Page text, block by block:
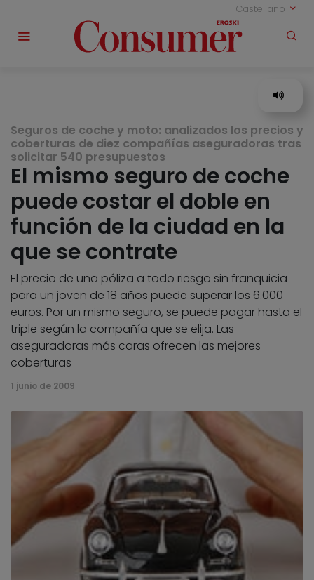
Castellano
Seguros de coche y moto: analizados los precios y
coberturas de diez compañías aseguradoras tras
solicitar 540 presupuestos
El mismo seguro de coche
puede costar el doble en
función de la ciudad en la
que se contrate
El precio de una póliza a todo riesgo sin franquicia
para un joven de 18 años puede superar los 6.000
euros. Por un mismo seguro, se puede pagar hasta el
triple según la compañía que se elija. Las
aseguradoras más caras ofrecen las mejores
coberturas
1 junio de 2009